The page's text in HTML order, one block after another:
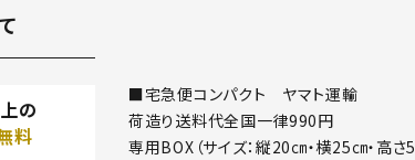
の
料
■宅急便コンパクト ヤマト運輸
荷造り送料代全国一律990円
専用BOX（サイズ：縦20㎝・横25㎝・高さ5